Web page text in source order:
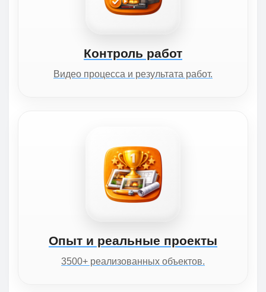
Контроль работ
Видео процесса и результата работ.
Опыт и реальные проекты
3500+ реализованных объектов.